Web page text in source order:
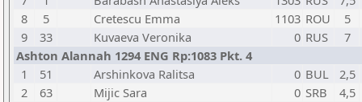
8
5 Cretescu Emma 1103 ROU
5
9
33 Kuvaeva Veronika 0 RUS
7
Ashton Alannah 1294 ENG Rp:1083 Pkt. 4
1
51 Arshinkova Ralitsa 0 BUL
2,5
2
63 Mijic Sara 0 SRB
4,5